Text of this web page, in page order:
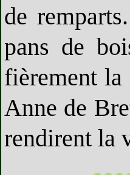
de
pans de
fièrement la
Anne de
rendirent la